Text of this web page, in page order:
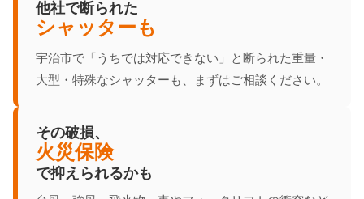
他社で断られた
シャッターも
宇治市で「うちでは対応できない」と断られた重量・
大型・特殊なシャッターも、まずはご相談ください。
その破損、
火災保険
で抑えられるかも